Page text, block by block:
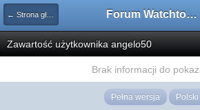
← Strona główna Forum Watchtower
Zawartość użytkownika angelo50
Brak informacji do
Pełna wersja Polski